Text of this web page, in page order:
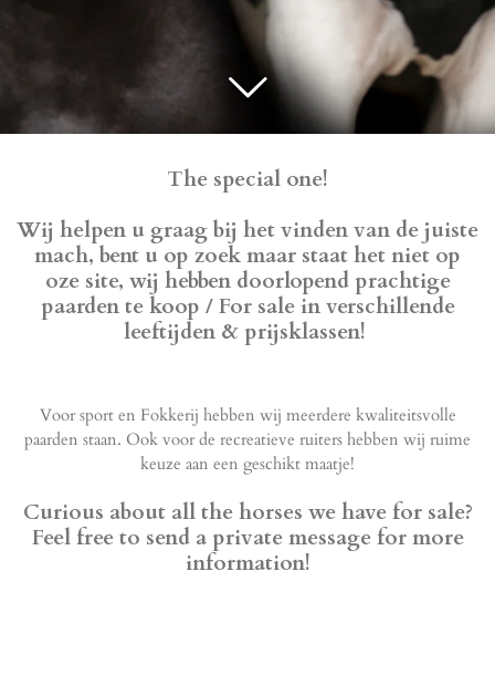
The special one!
Wij helpen u graag bij het vinden van de juiste
mach, bent u op zoek maar staat het niet op
oze site, wij hebben doorlopend prachtige
paarden te koop / For sale in verschillende
leeftijden & prijsklassen!
Voor sport en Fokkerij hebben wij meerdere kwaliteitsvolle
paarden staan. Ook voor de recreatieve ruiters hebben wij ruime
keuze aan een geschikt maatje!
Curious about all the horses we have for sale?
Feel free to send a private message for more
information!